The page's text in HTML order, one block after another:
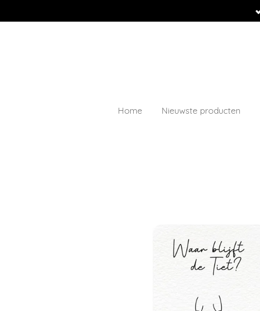
direct
Home Nieuwste producten